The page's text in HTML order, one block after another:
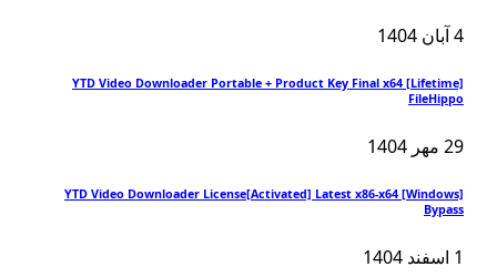
YTD Video Downloader Portable + Product Key Final x64
YTD Video Downloader License[Activated] Latest x86-x64